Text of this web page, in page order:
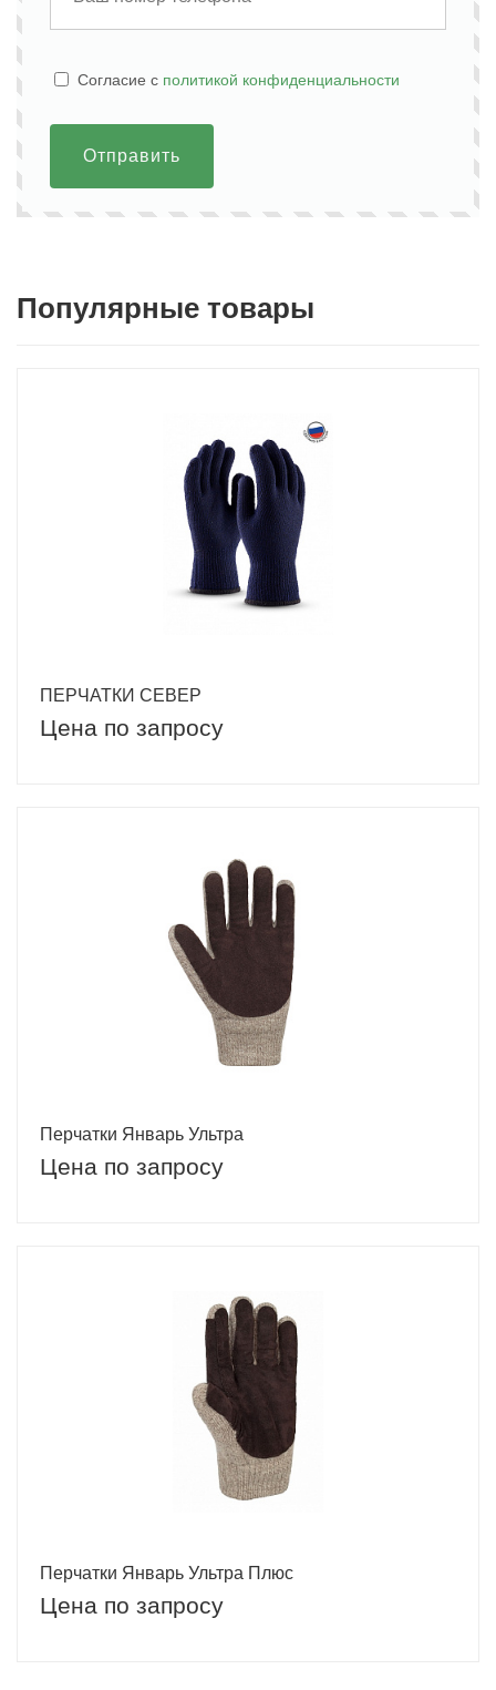
Cогласие с политикой конфиденциальности
Отправить
Популярные товары
ПЕРЧАТКИ СЕВЕР
Цена по запросу
Перчатки Январь Ультра
Цена по запросу
Перчатки Январь Ультра Плюс
Цена по запросу